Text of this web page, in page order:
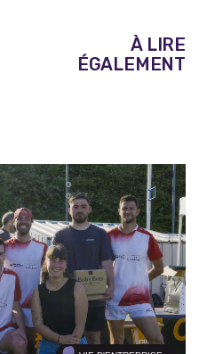
À LIRE
ÉGALEMENT